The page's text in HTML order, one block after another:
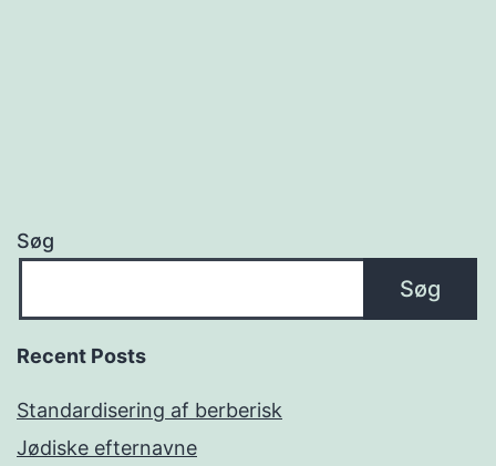
Søg
Søg
Recent Posts
Standardisering af berberisk
Jødiske efternavne